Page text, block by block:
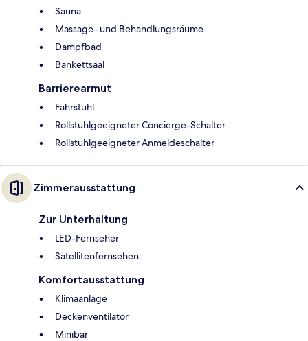
Sauna
Massage- und Behandlungsräume
Dampfbad
Bankettsaal
Barrierearmut
Fahrstuhl
Rollstuhlgeeigneter Concierge-Schalter
Rollstuhlgeeigneter Anmeldeschalter
Zimmerausstattung
Zur Unterhaltung
LED-Fernseher
Satellitenfernsehen
Komfortausstattung
Klimaanlage
Deckenventilator
Minibar